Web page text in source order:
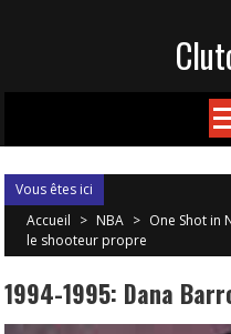
Vous êtes ici
Accueil > NBA > One Shot in
le shooteur propre
1994-1995: Dana